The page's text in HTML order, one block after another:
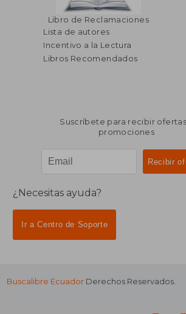
Libro de Reclamaciones
Lista de autores
Incentivo a la Lectura
Libros Recomendados
Suscríbete para recibir
promociones
¿Necesitas ayuda?
Ir a Centro de Soporte
Buscalibre Ecuador Derechos Reservados.